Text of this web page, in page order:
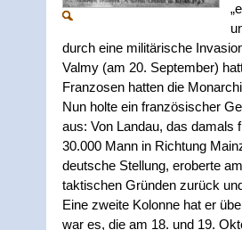
durch eine militärische
Valmy (am 20. September)
Franzosen hatten die
Nun holte ein französischer
aus: Von Landau, das damals
30.000 Mann in Richtung
deutsche Stellung, eroberte
taktischen Gründen zurück
Eine zweite Kolonne hat er
war es, die am 18. und 19.